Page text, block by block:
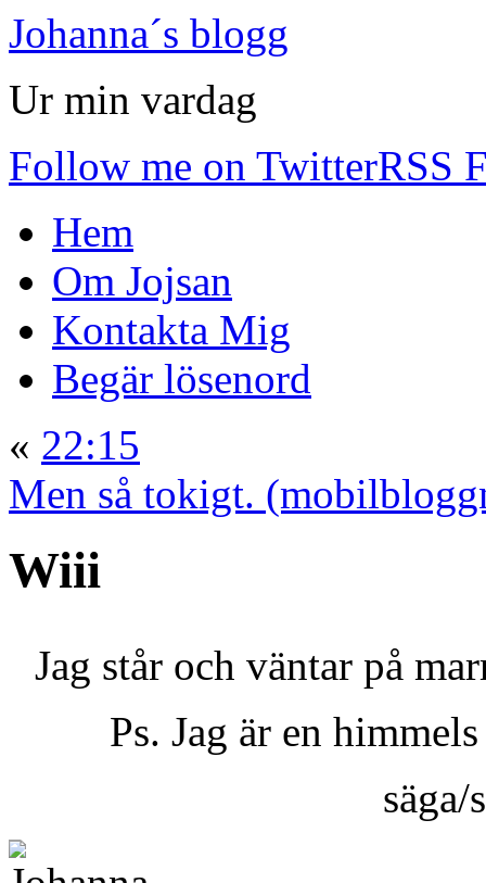
Johanna´s blogg
Ur min vardag
Follow me on TwitterRSS
Hem
Om Jojsan
Kontakta Mig
Begär lösenord
« 22:15
Men så tokigt.
Wiii
Jag står och väntar på
Ps. Jag är en